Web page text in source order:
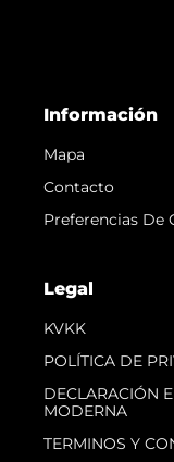
Información
Mapa
Contacto
Preferencias De
Legal
KVKK
POLÍTICA DE
DECLARACIÓN
MODERNA
TERMINOS Y